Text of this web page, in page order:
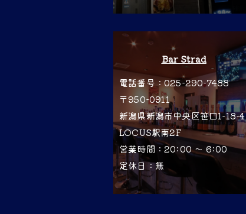
Bar Strad
電話番号：025-290-7488
〒950-0911
新潟県新潟市中央区笹口1-18-4
LOCUS駅南2F
営業時間：20:00 〜 6:00
定休日：無